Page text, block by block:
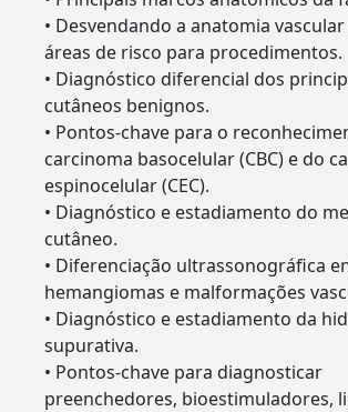
• Desvendando a anatomia
áreas de risco para procedimentos.
• Diagnóstico diferencial dos
cutâneos benignos.
• Pontos-chave para o
carcinoma basocelular (CBC) e do
espinocelular (CEC).
• Diagnóstico e estadiamento do
cutâneo.
• Diferenciação ultrassonográfica
hemangiomas e malformações
• Diagnóstico e estadiamento da
supurativa.
• Pontos-chave para diagnosticar
preenchedores, bioestimuladores,